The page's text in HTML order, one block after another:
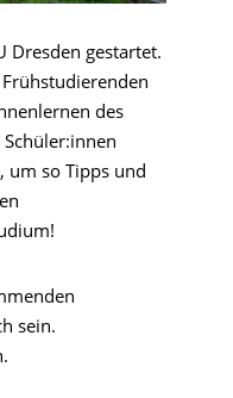
Dresden gestartet.
des
um so Tipps und
sein.